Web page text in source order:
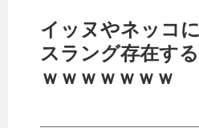
イッヌやネッコ
スラング存在す
ｗｗｗｗｗｗｗ